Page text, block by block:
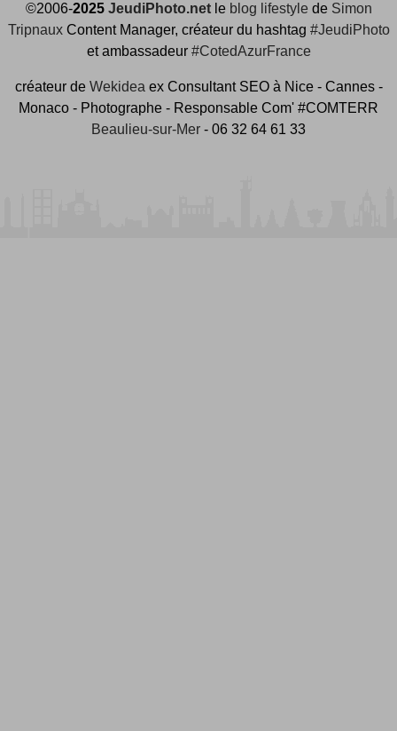
©2006-2025 JeudiPhoto.netle blog lifestylede Simon
TripnauxContent Manager, créateur du hashtag #JeudiPhoto
et ambassadeur #CotedAzurFrance
créateur de Wekidea ex Consultant SEO à Nice - Cannes -
Monaco - Photographe - Responsable Com' #COMTERR
Beaulieu-sur-Mer - 06 32 64 61 33